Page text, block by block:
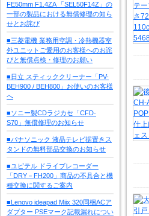
FE50mm F1.4ZA 「SEL50F14Z」の
一部の製品における無償修理の知ら
せとお詫び
■三菱電機 業務用空調・冷熱機器室
外ユニットご愛用のお客様へのお詫
びと無償点検・修理のお願い
■日立 スティッククリーナー「PV-
BEH900 / BEH800」お使いのお客様
へ
■ソニー製CDラジカセ「CFD-
S70」無償修理のお知らせ
■パナソニック 液晶テレビ据置きス
タンドの無料部品交換のお知らせ
■ユピテル ドライブレコーダー
「DRY－FH200」商品の不具合と機
種交換に関するご案内
■Lenovo ideapad Miix 320同梱ACア
ダプター PSEマーク記載漏れについ